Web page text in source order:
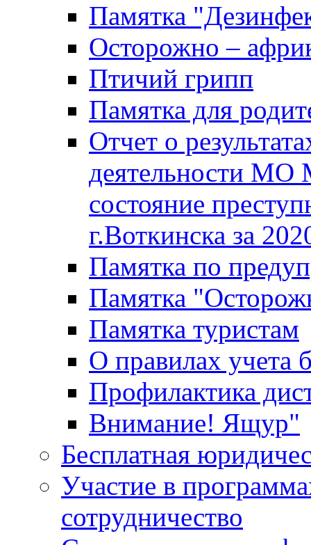
Памятка
Осторожно –
Птичий грипп
Памятка для
Отчет о
деятельности МО
состояние
г.Воткинска за
Памятка по
Памятка
Памятка туристам
О правилах учета
Профилактика
Внимание! Ящур"
Бесплатная
Участие в
сотрудничество